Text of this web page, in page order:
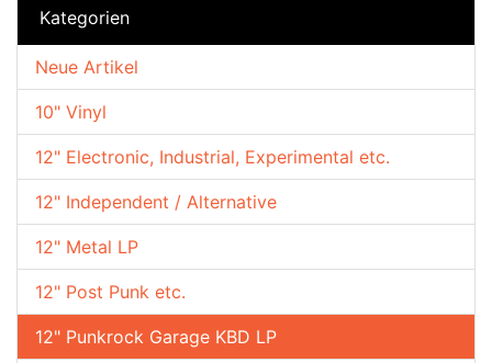
Kategorien
10" Vinyl
12" Electronic, Industrial, Experimental etc.
12" Independent / Alternative
12" Metal LP
12" Post Punk etc.
12" Punkrock Garage KBD LP
Neue Artikel